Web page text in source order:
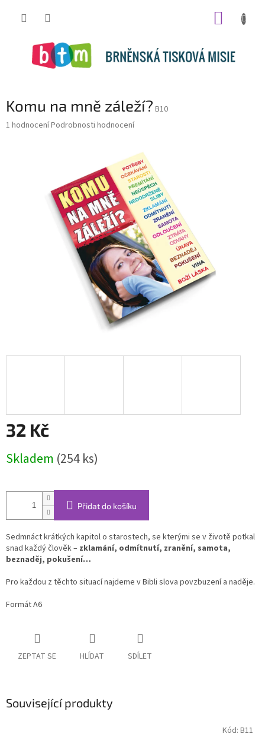
Komu na mně záleží? B10
Průměrné
1 hodnoceníPodrobnosti hodnocení
32 Kč
cena:
Skladem (254 ks)
Přidat do košíku
Sedmnáct krátkých kapitol o starostech, se kterými se v životě potkal
snad každý člověk – zklamání, odmítnutí, zranění, samota,
beznaděj, pokušení…
Pro každou z těchto situací najdeme v Bibli slova povzbuzení a naděje.
Formát A6
ZEPTAT SE HLÍDAT SDÍLET
Související produkty
Kód: B11